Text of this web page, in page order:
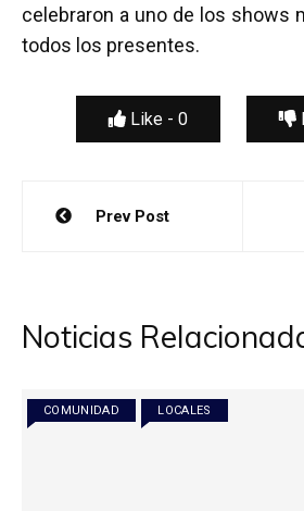
celebraron a uno de los shows
todos los presentes.
Like - 0
Navegación
Prev Post
Noticias
COMUNIDAD LOCALES